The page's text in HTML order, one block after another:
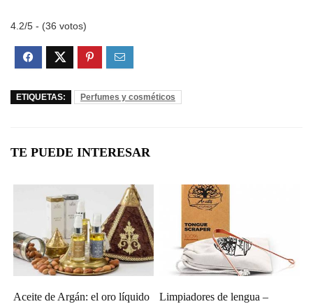
4.2/5 - (36 votos)
ETIQUETAS: Perfumes y cosméticos
TE PUEDE INTERESAR
Aceite de Argán: el oro líquido
Limpiadores de lengua –